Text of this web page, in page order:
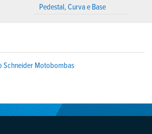
Pedestal, Curva e Base
Schneider Motobombas